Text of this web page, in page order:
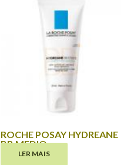
ROCHE POSAY HYDREANE
BB MEDIO
18.80
LER MAIS